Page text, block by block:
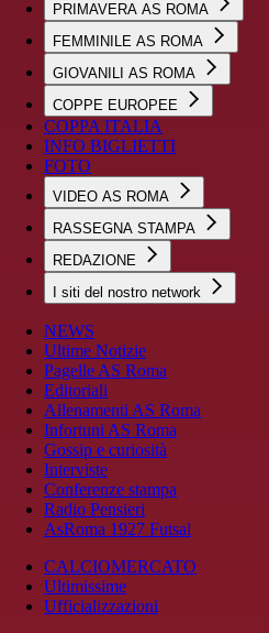
PRIMAVERA AS ROMA
FEMMINILE AS ROMA
GIOVANILI AS ROMA
COPPE EUROPEE
COPPA ITALIA
INFO BIGLIETTI
FOTO
VIDEO AS ROMA
RASSEGNA STAMPA
REDAZIONE
I siti del nostro network
NEWS
Ultime Notizie
Pagelle AS Roma
Editoriali
Allenamenti AS Roma
Infortuni AS Roma
Gossip e curiosità
Interviste
Conferenze stampa
Radio Pensieri
AsRoma 1927 Futsal
CALCIOMERCATO
Ultimissime
Ufficializzazioni